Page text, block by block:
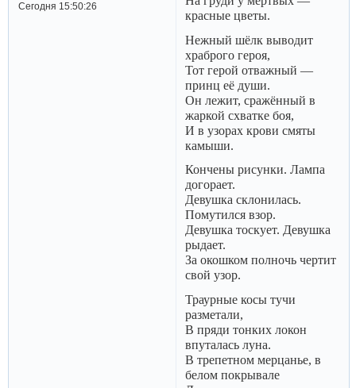
Сегодня 15:50:26
красные цветы.
Нежный шёлк выводит
храброго героя,
Тот герой отважный —
принц её души.
Он лежит, сражённый в
жаркой схватке боя,
И в узорах крови смяты
камыши.
Кончены рисунки. Лампа
догорает.
Девушка склонилась.
Помутился взор.
Девушка тоскует. Девушка
рыдает.
За окошком полночь чертит
свой узор.
Траурные косы тучи
разметали,
В пряди тонких локон
впуталась луна.
В трепетном мерцанье, в
белом покрывале